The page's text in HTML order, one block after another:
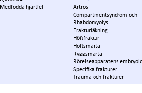
Medfödda hjärtfel
Artros
Compartmentsyndrom och
Rhabdomyolys
Frakturläkning
Höftfraktur
Höftsmärta
Ryggsmärta
Rörelseapparatens
Specifika frakturer
Trauma och frakturer